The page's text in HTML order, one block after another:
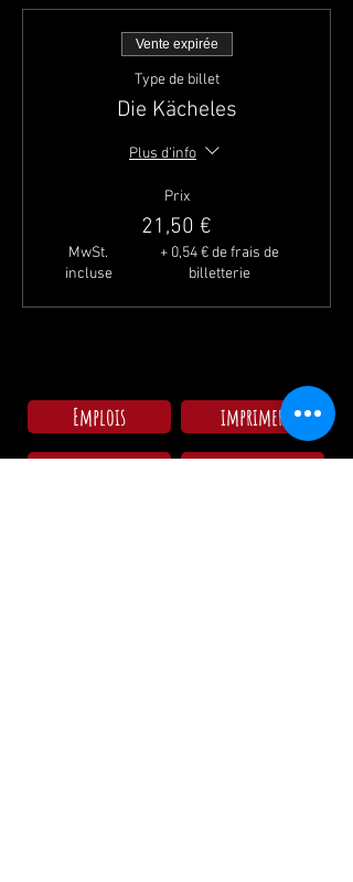
Vente expirée
Type de billet
Die Kächeles
Plus d'info
Prix
21,50 €
MwSt.
incluse
+ 0,54 € de frais de
billetterie
Emplois
imprimer
Amis
AGBs